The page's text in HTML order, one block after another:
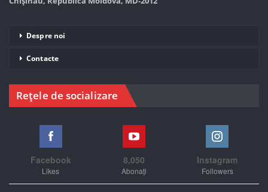
Despre noi
Contacte
Rețele de socializare
Facebook
Likes
8,050
Abonați
Instagram
Followers